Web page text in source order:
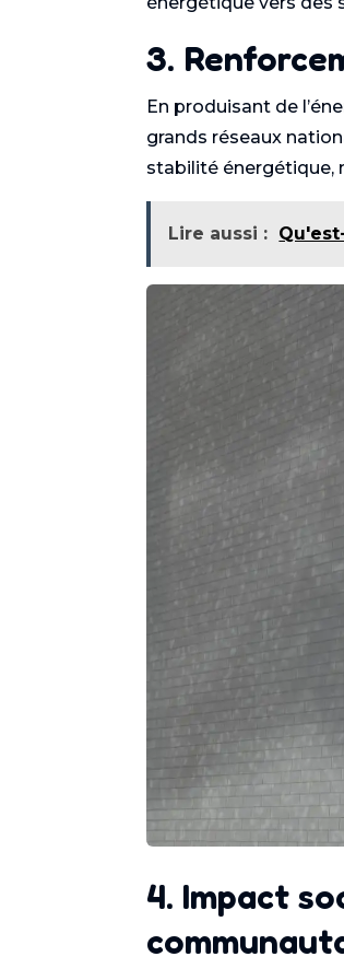
3.
En produisant de
grands réseaux
stabilité énergétique,
Lire aussi :
4. Impact